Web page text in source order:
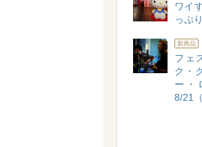
ワイ
っぷり
新商品
フェ
ク・
ー・
8/21